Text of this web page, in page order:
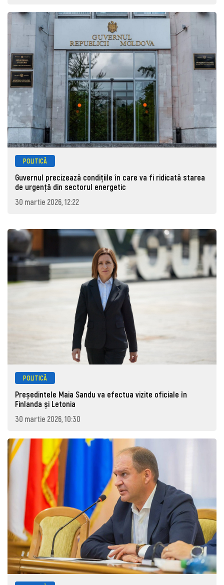
POLITICĂ
Guvernul precizează condițiile în care va fi ridicată starea
de urgență din sectorul energetic
30 martie 2026, 12:22
POLITICĂ
Președintele Maia Sandu va efectua vizite oficiale în
Finlanda și Letonia
30 martie 2026, 10:30